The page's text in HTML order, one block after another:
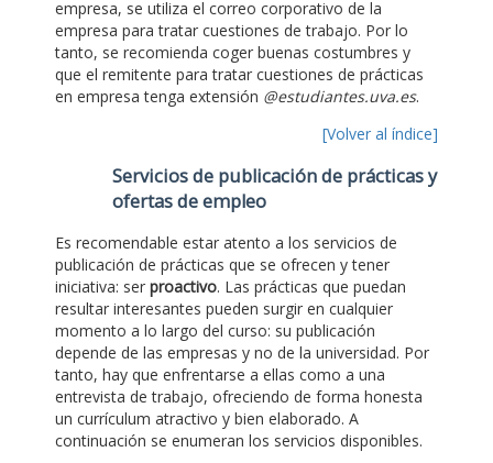
empresa, se utiliza el correo corporativo de la
empresa para tratar cuestiones de trabajo. Por lo
tanto, se recomienda coger buenas costumbres y
que el remitente para tratar cuestiones de prácticas
en empresa tenga extensión @estudiantes.uva.es.
[Volver al índice]
Servicios de publicación de prácticas y
ofertas de empleo
Es recomendable estar atento a los servicios de
publicación de prácticas que se ofrecen y tener
iniciativa: ser proactivo. Las prácticas que puedan
resultar interesantes pueden surgir en cualquier
momento a lo largo del curso: su publicación
depende de las empresas y no de la universidad. Por
tanto, hay que enfrentarse a ellas como a una
entrevista de trabajo, ofreciendo de forma honesta
un currículum atractivo y bien elaborado. A
continuación se enumeran los servicios disponibles.